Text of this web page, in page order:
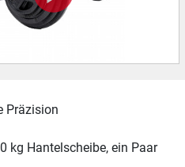
Präzision
kg Hantelscheibe, ein Paar